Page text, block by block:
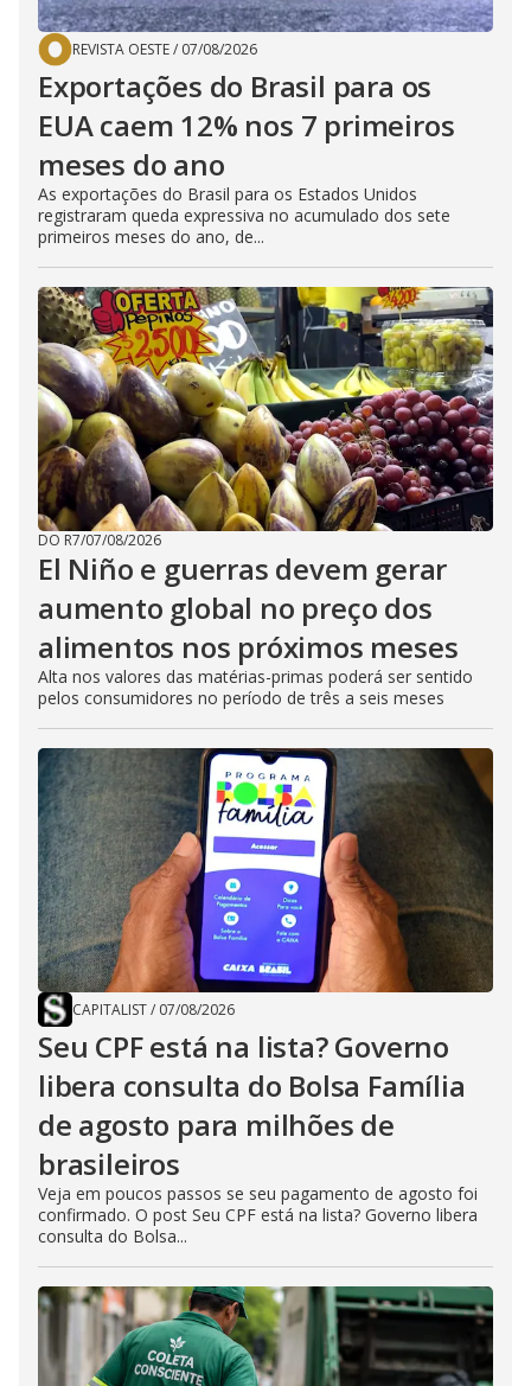
REVISTA OESTE/ 07/08/2026
Exportações do Brasil para os
EUA caem 12% nos 7 primeiros
meses do ano
As exportações do Brasil para os Estados Unidos
registraram queda expressiva no acumulado dos sete
primeiros meses do ano, de...
DO R7/07/08/2026
El Niño e guerras devem gerar
aumento global no preço dos
alimentos nos próximos meses
Alta nos valores das matérias-primas poderá ser sentido
pelos consumidores no período de três a seis meses
CAPITALIST/ 07/08/2026
Seu CPF está na lista? Governo
libera consulta do Bolsa Família
de agosto para milhões de
brasileiros
Veja em poucos passos se seu pagamento de agosto foi
confirmado. O post Seu CPF está na lista? Governo libera
consulta do Bolsa...